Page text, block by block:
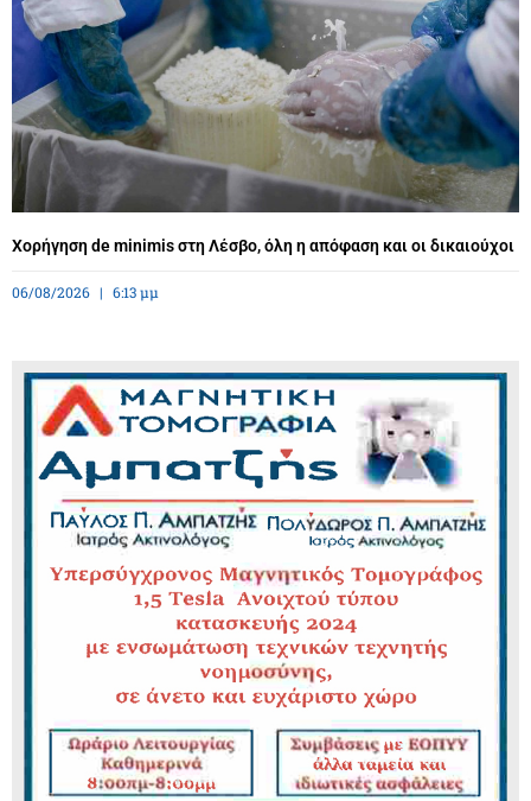
Χορήγηση de minimis στη Λέσβο, όλη η απόφαση και οι δικαιούχοι
06/08/2026 6:13 μμ